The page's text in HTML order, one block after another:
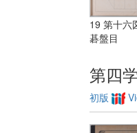
19 第十六
碁盤目
第四
初版